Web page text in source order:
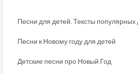
Песни для детей. Тексты популярных
Песни к Новому году для детей
Детские песни про Новый Год